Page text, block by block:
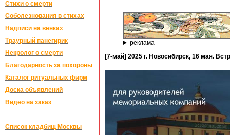
Стихи о смерти
Соболезнования в стихах
Надписи на венках
Траурный панегирик
Некролог о смерти
Благодарность за похороны
Каталог ритуальных фирм
Доска объявлений
Видео на заказ
Список кладбищ Москвы
реклама
[7-май] 2025 г. Новосибирск, 16 мая.